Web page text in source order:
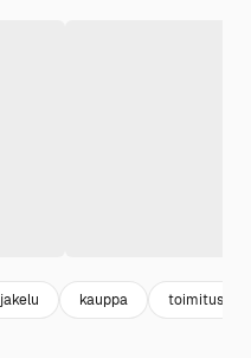
jakelu kauppa toimitus